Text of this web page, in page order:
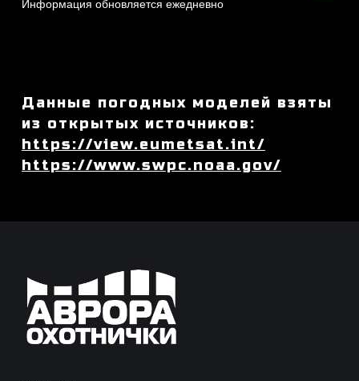
Информация обновляется ежедневно
Данные погодных моделей взяты
из открытых источников:
https://view.eumetsat.int/
https://www.swpc.noaa.gov/